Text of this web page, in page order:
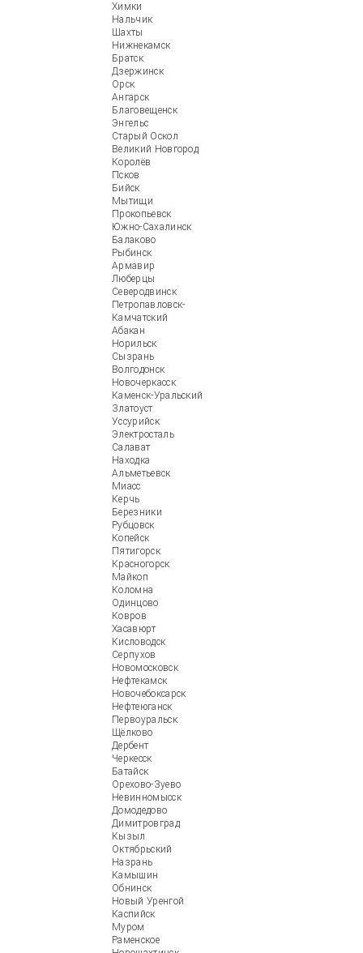
Химки
Нальчик
Шахты
Нижнекамск
Братск
Дзержинск
Орск
Ангарск
Благовещенск
Энгельс
Старый Оскол
Великий Новгород
Королёв
Псков
Бийск
Мытищи
Прокопьевск
Южно-Сахалинск
Балаково
Рыбинск
Армавир
Люберцы
Северодвинск
Петропавловск-
Камчатский
Абакан
Норильск
Сызрань
Волгодонск
Новочеркасск
Каменск-Уральский
Златоуст
Уссурийск
Электросталь
Салават
Находка
Альметьевск
Миасс
Керчь
Березники
Рубцовск
Копейск
Пятигорск
Красногорск
Майкоп
Коломна
Одинцово
Ковров
Хасавюрт
Кисловодск
Серпухов
Новомосковск
Нефтекамск
Новочебоксарск
Нефтеюганск
Первоуральск
Щёлково
Дербент
Черкесск
Батайск
Орехово-Зуево
Невинномысск
Домодедово
Димитровград
Кызыл
Октябрьский
Назрань
Камышин
Обнинск
Новый Уренгой
Каспийск
Муром
Раменское